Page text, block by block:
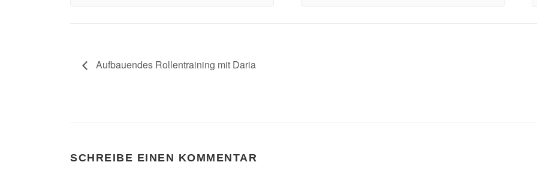
Aufbauendes Rollentraining mit Daria
SCHREIBE EINEN KOMMENTAR